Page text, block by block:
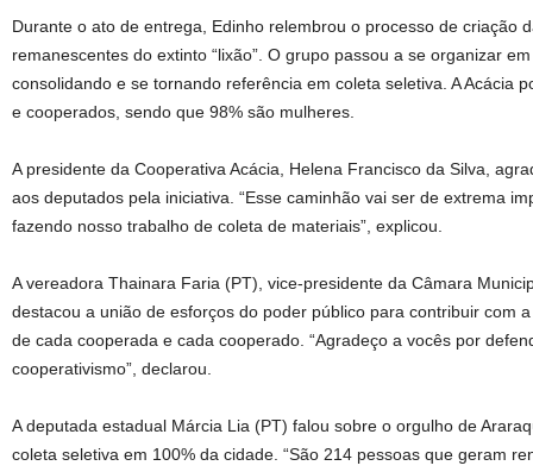
Durante o ato de entrega, Edinho relembrou o processo de criação
remanescentes do extinto “lixão”. O grupo passou a se organizar
consolidando e se tornando referência em coleta seletiva. A Acácia
e cooperados, sendo que 98% são mulheres.
A presidente da Cooperativa Acácia, Helena Francisco da Silva,
aos deputados pela iniciativa. “Esse caminhão vai ser de extrema
fazendo nosso trabalho de coleta de materiais”, explicou.
A vereadora Thainara Faria (PT), vice-presidente da Câmara
destacou a união de esforços do poder público para contribuir com
de cada cooperada e cada cooperado. “Agradeço a vocês por
cooperativismo”, declarou.
A deputada estadual Márcia Lia (PT) falou sobre o orgulho de
coleta seletiva em 100% da cidade. “São 214 pessoas que geram